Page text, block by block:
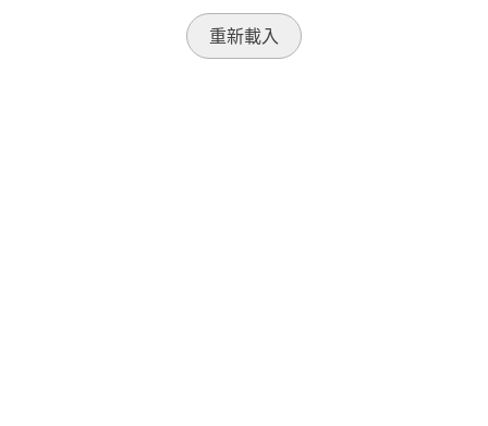
重新載入